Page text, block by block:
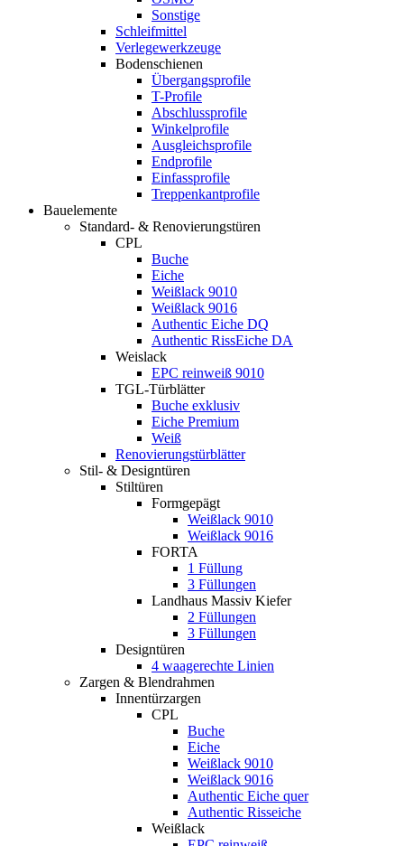
Sonstige
Schleifmittel
Verlegewerkzeuge
Bodenschienen
Übergangsprofile
T-Profile
Abschlussprofile
Winkelprofile
Ausgleichsprofile
Endprofile
Einfassprofile
Treppenkantprofile
Bauelemente
Standard- & Renovierungstüren
CPL
Buche
Eiche
Weißlack 9010
Weißlack 9016
Authentic Eiche DQ
Authentic RissEiche DA
Weislack
EPC reinweiß 9010
TGL-Türblätter
Buche exklusiv
Eiche Premium
Weiß
Renovierungstürblätter
Stil- & Designtüren
Stiltüren
Formgepägt
Weißlack 9010
Weißlack 9016
FORTA
1 Füllung
3 Füllungen
Landhaus Massiv Kiefer
2 Füllungen
3 Füllungen
Designtüren
4 waagerechte Linien
Zargen & Blendrahmen
Innentürzargen
CPL
Buche
Eiche
Weißlack 9010
Weißlack 9016
Authentic Eiche quer
Authentic Risseiche
Weißlack